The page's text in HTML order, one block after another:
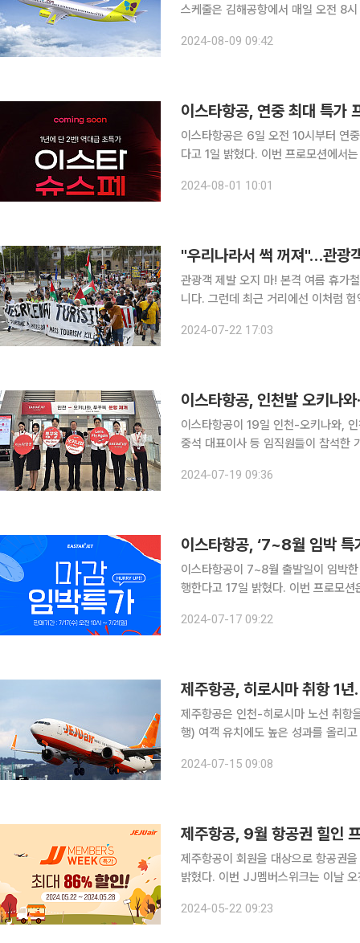
스케줄은 김해공항에서 매일 오전 8
노선과 연계한 다구간 여정 예매도 가
2024-08-09 09:42
이스타항공, 연중 최대 특
이스타항공은 6일 오전 10시부터 연
다고 1일 밝혔다. 이번 프로모션에서는 항공 운임 기준 최대 96%까지 할인된다. 대상 노선은 일본,
지다. 이스타항공은 원활한 홈페이
2024-08-01 10:01
관광객 제발 오지 마! 본격 여름 휴가철이 찾아온 만큼 '관광 대국' 스페인도 인산인해를 이루고 있습
니다. 그런데 최근 거리에선 이처럼
어리즘(Overtourism)' 현상이 심각
2024-07-22 17:03
이스타항공, 인천발 오키나
이스타항공이 19일 인천-오키나와, 인천-푸꾸
중석 대표이사 등 임직원들이 참석한
오전 10시에 일본 나하공항에 도착하
2024-07-19 09:36
이스타항공, ‘7~8월 임박
이스타항공이 7~8월 출발일이 임박
행한다고 17일 밝혔다. 이번 프로모션은 이날 오전 10시부터 21일까지 홈페이지와 모바일 앱을 통
2024-07-17 09:22
제주항공, 히로시마 취항 1
제주항공은 인천-히로시마 노선 취항
행) 여객 유치에도 높은 성과를 올리고 있다고 15일 밝혔다.
존 주 3회에서 주 7회(매일) 운항으로
2024-07-15 09:08
제주항공, 9월 항공권 힐인
제주항공이 회원을 대상으로 항공권
밝혔다. 이번 JJ멤버스위크는 이날 오전 10시부터 28일 오후 5시까지 진행된다. 국내선 7개, 국제
유류할증료와 공항시설료 등을 포함
2024-05-22 09:23